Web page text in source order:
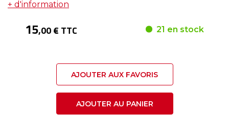
+ d'information
15,00 € TTC 21 en stock
AJOUTER AUX FAVORIS
AJOUTER AU PANIER